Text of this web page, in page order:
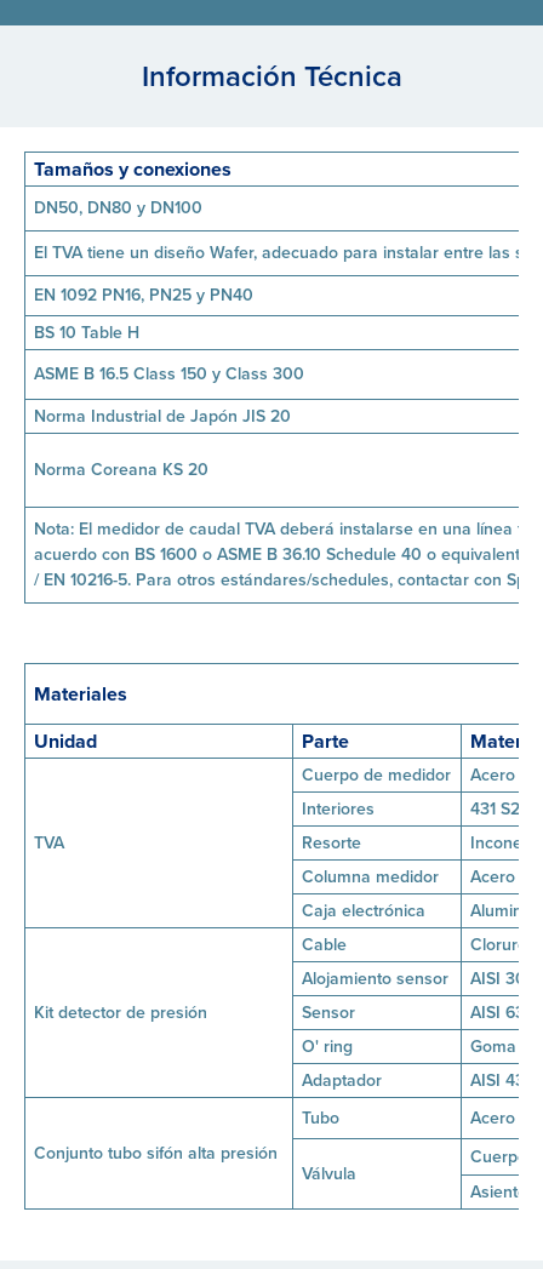
Información Técnica
Tamaños y conexiones
DN50, DN80 y DN100
El TVA tiene un diseño Wafer, adecuado para instalar entre las
EN 1092 PN16, PN25 y PN40
BS 10 Table H
ASME B 16.5 Class 150 y Class 300
Norma Industrial de Japón JIS 20
Norma Coreana KS 20
Nota: El medidor de caudal TVA deberá instalarse en una línea
acuerdo con BS 1600 o ASME B 36.10 Schedule 40 o equivalente
/ EN 10216-5. Para otros estándares/schedules, contactar con
Materiales
Unidad
Parte Material
TVA
Cuerpo de medidor
Acero
Interiores
431 S29
Resorte
Inconel
Columna medidor
Acero
Caja electrónica
Aluminio
Kit detector de presión
Cable
Cloruro
Alojamiento sensor
AISI 304
Sensor
AISI 630
O' ring
Goma
Adaptador
AISI 431
Conjunto tubo sifón alta presión
Tubo Acero al
Válvula
Cuerpo
Asiento